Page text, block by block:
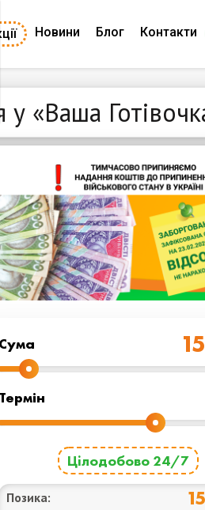
Новини Блог Контакти
«Ваша
Cума
Термін
Цілодобово 24/7
Позика: